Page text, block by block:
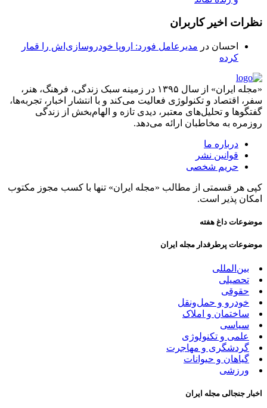
نظرات اخیر کاربران
احسان در مدیرعامل فورد: اروپا خودروسازی‌اش را قمار
کرده
«مجله ایران» از سال ۱۳۹۵ در زمینه سبک زندگی، فرهنگ، هنر،
سفر، اقتصاد و تکنولوژی فعالیت می‌کند و با انتشار اخبار، تجربه‌ها،
گفتگوها و تحلیل‌های معتبر، دیدی تازه و الهام‌بخش از زندگی
روزمره به مخاطبان ارائه می‌دهد.
درباره ما
قوانین نشر
حریم شخصی
کپی هر قسمتی از مطالب «مجله ایران» تنها با کسب مجوز مکتوب
امکان پذیر است.
موضوعات داغ هفته
موضوعات پرطرفدار مجله ایران
بین‌المللی
تحصیلی
حقوقی
خودرو و حمل‌و‌نقل
ساختمان و املاک
سیاسی
علمی و تکنولوژی
گردشگری و مهاجرت
گیاهان و حیوانات
ورزشی
اخبار جنجالی مجله ایران